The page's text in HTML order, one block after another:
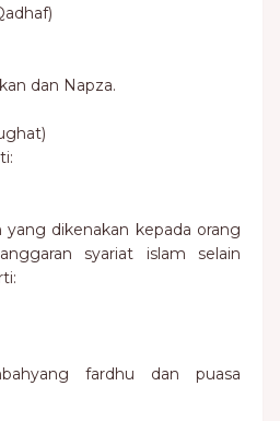
dan Napza.
yang dikenakan kepada orang
syariat islam selain
fardhu dan puasa